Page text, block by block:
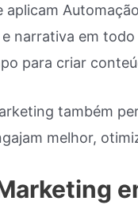
aplicam
narrativa em
para criar
também
melhor,